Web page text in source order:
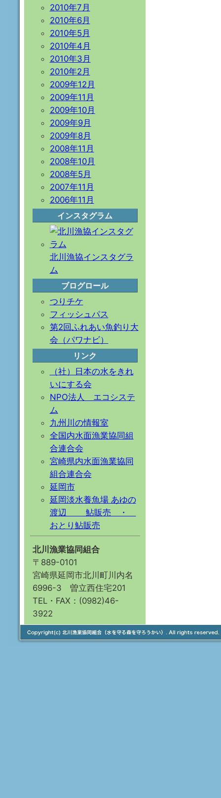
2010年7月
2010年6月
2010年5月
2010年4月
2010年3月
2010年2月
2009年12月
2009年11月
2009年10月
2009年9月
2009年8月
2008年11月
2008年10月
2008年5月
2007年11月
2006年11月
インスタグラム
北川漁協インスタグラ
ム
ブログロール
つりチケ
フィッシュパス
第2回ふれあい魚釣り大
会（パワナビ）
リンク
（社）日本の水をきれ
いにする会
NPO法人 エコシステ
ム
九州川の情報室
全国内水面漁業協同組
合連合会
宮崎県内水面漁業協同
組合連合会
延岡市
延岡淡水養魚場 あゆの
渡辺 鮎販売 ・
おとり鮎販売
北川漁業協同組合
〒889-0101
宮崎県延岡市北川町川内名
6996-3 曽立西住宅201
TEL・FAX：(0982)46-
3922